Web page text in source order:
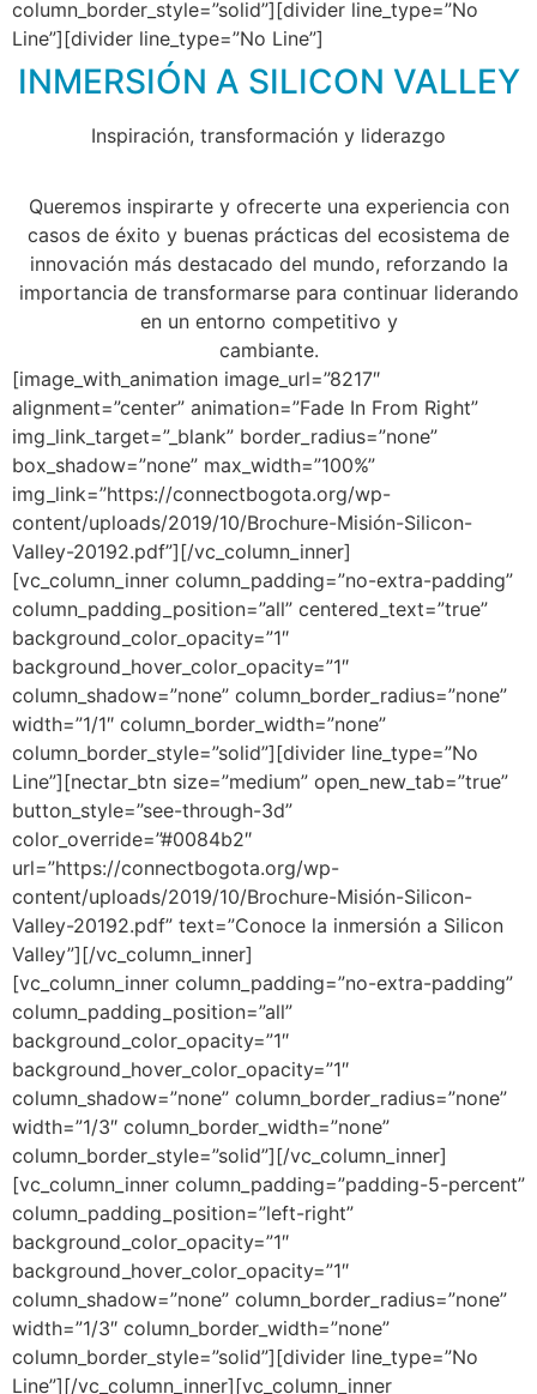
column_border_style=”solid”][divider line_type=”No
Line”][divider line_type=”No Line”]
INMERSIÓN A SILICON VALLEY
Inspiración, transformación y liderazgo
Queremos inspirarte y ofrecerte una experiencia con
casos de éxito y buenas prácticas del ecosistema de
innovación más destacado del mundo, reforzando la
importancia de transformarse para continuar liderando
en un entorno competitivo y
cambiante.
[image_with_animation image_url=”8217″
alignment=”center” animation=”Fade In From Right”
img_link_target=”_blank” border_radius=”none”
box_shadow=”none” max_width=”100%”
img_link=”https://connectbogota.org/wp-
content/uploads/2019/10/Brochure-Misión-Silicon-
Valley-20192.pdf”][/vc_column_inner]
[vc_column_inner column_padding=”no-extra-padding”
column_padding_position=”all” centered_text=”true”
background_color_opacity=”1″
background_hover_color_opacity=”1″
column_shadow=”none” column_border_radius=”none”
width=”1/1″ column_border_width=”none”
column_border_style=”solid”][divider line_type=”No
Line”][nectar_btn size=”medium” open_new_tab=”true”
button_style=”see-through-3d”
color_override=”#0084b2″
url=”https://connectbogota.org/wp-
content/uploads/2019/10/Brochure-Misión-Silicon-
Valley-20192.pdf” text=”Conoce la inmersión a Silicon
Valley”][/vc_column_inner]
[vc_column_inner column_padding=”no-extra-padding”
column_padding_position=”all”
background_color_opacity=”1″
background_hover_color_opacity=”1″
column_shadow=”none” column_border_radius=”none”
width=”1/3″ column_border_width=”none”
column_border_style=”solid”][/vc_column_inner]
[vc_column_inner column_padding=”padding-5-percent”
column_padding_position=”left-right”
background_color_opacity=”1″
background_hover_color_opacity=”1″
column_shadow=”none” column_border_radius=”none”
width=”1/3″ column_border_width=”none”
column_border_style=”solid”][divider line_type=”No
Line”][/vc_column_inner][vc_column_inner